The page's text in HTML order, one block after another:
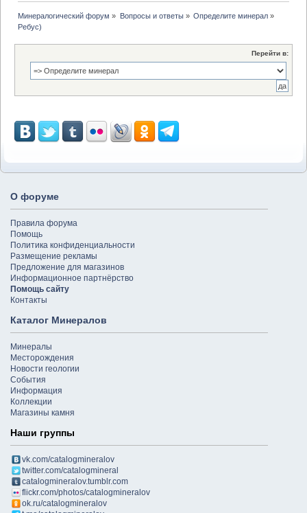
Минералогический форум » Вопросы и ответы» Определите минерал»
Ребус)
Перейти в:
О форуме
Правила форума
Помощь
Политика конфиденциальности
Размещение рекламы
Предложение для магазинов
Информационное партнёрство
Помощь сайту
Контакты
Каталог Минералов
Минералы
Месторождения
Новости геологии
События
Информация
Коллекции
Магазины камня
Наши группы
vk.com/catalogmineralov
twitter.com/catalogmineral
catalogmineralov.tumblr.com
flickr.com/photos/catalogmineralov
ok.ru/catalogmineralov